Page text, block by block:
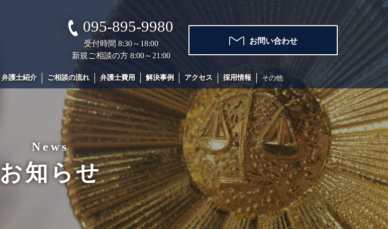
お問い合わせ
095-895-9980
受付時間 8:30～18:00
新規ご相談の方 8:00～21:00
弁護士紹介 ご相談の流れ 弁護士費用 解決事例 アクセス 採用情報 その他
News
お知らせ